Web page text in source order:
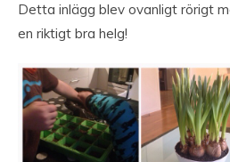
Detta inlägg blev ovanligt rörigt
en riktigt bra helg!